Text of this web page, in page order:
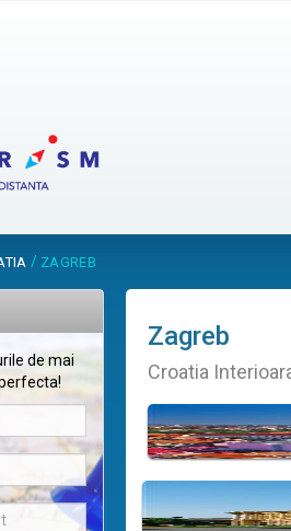
/ ZAGREB
de mai
Zagreb
Croatia